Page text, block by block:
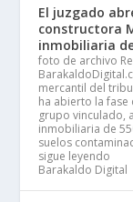
El juzgado
constructora
inmobiliaria
foto de archivo
mercantil del
ha abierto la fase
grupo vinculado,
inmobiliaria de
suelos
sigue leyendo
Barakaldo Digital